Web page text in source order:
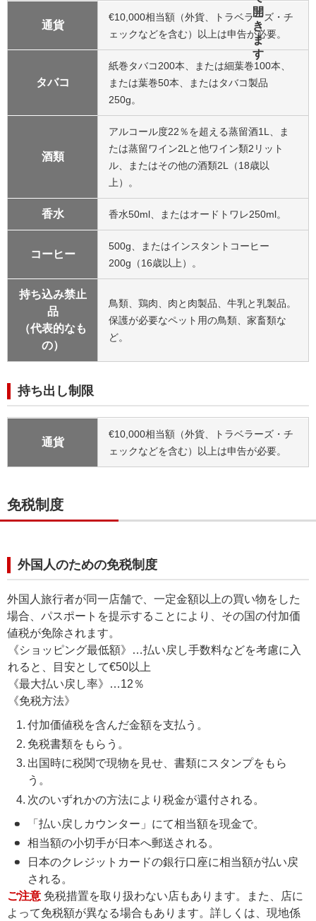
通貨
€10,000相当額（外貨、トラベラーズ・チ
ェックなどを含む）以上は申告が必要。
タバコ
紙巻タバコ200本、または細葉巻100本、
または葉巻50本、またはタバコ製品
250g。
酒類
アルコール度22％を超える蒸留酒1L、ま
たは蒸留ワイン2Lと他ワイン類2リット
ル、またはその他の酒類2L（18歳以
上）。
香水 香水50ml、またはオードトワレ250ml。
コーヒー
500g、またはインスタントコーヒー
200g（16歳以上）。
持ち込み禁止
品
（代表的なも
の）
鳥類、鶏肉、肉と肉製品、牛乳と乳製品。
保護が必要なペット用の鳥類、家畜類な
ど。
持ち出し制限
通貨
€10,000相当額（外貨、トラベラーズ・チ
ェックなどを含む）以上は申告が必要。
免税制度
外国人のための免税制度
外国人旅行者が同一店舗で、一定金額以上の買い物をした
場合、パスポートを提示することにより、その国の付加価
値税が免除されます。
《ショッピング最低額》…払い戻し手数料などを考慮に入
れると、目安として€50以上
《最大払い戻し率》…12％
《免税方法》
付加価値税を含んだ金額を支払う。
免税書類をもらう。
出国時に税関で現物を見せ、書類にスタンプをもら
う。
次のいずれかの方法により税金が還付される。
「払い戻しカウンター」にて相当額を現金で。
相当額の小切手が日本へ郵送される。
日本のクレジットカードの銀行口座に相当額が払い戻
される。
ご注意 免税措置を取り扱わない店もあります。また、店に
よって免税額が異なる場合もあります。詳しくは、現地係